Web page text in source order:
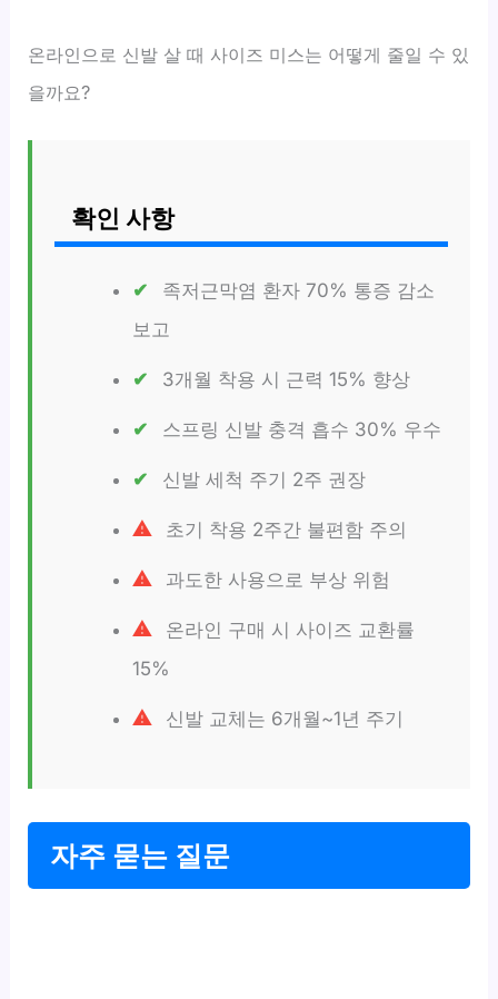
온라인으로 신발 살 때 사이즈 미스는 어떻게 줄일 수 있
을까요?
확인 사항
족저근막염 환자 70% 통증 감소
보고
3개월 착용 시 근력 15% 향상
스프링 신발 충격 흡수 30% 우수
신발 세척 주기 2주 권장
초기 착용 2주간 불편함 주의
과도한 사용으로 부상 위험
온라인 구매 시 사이즈 교환률
15%
신발 교체는 6개월~1년 주기
자주 묻는 질문